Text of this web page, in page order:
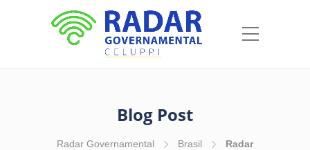
Blog Post
Radar Governamental Brasil
Radar